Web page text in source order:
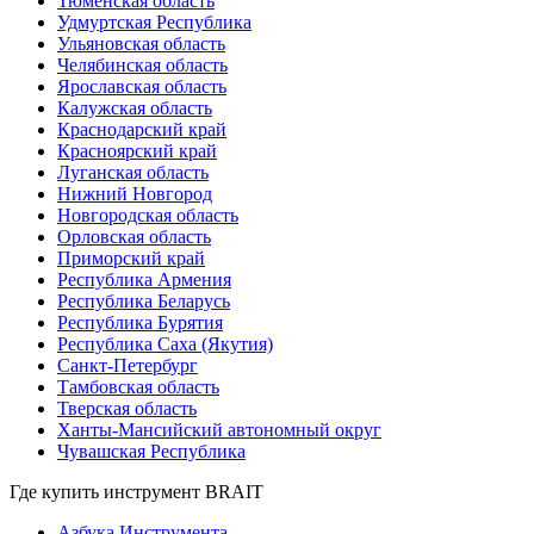
Удмуртская Республика
Ульяновская область
Челябинская область
Ярославская область
Калужская область
Краснодарский край
Красноярский край
Луганская область
Нижний Новгород
Новгородская область
Орловская область
Приморский край
Республика Армения
Республика Беларусь
Республика Бурятия
Республика Саха (Якутия)
Санкт-Петербург
Тамбовская область
Тверская область
Ханты-Мансийский автономный округ
Чувашская Республика
Где купить инструмент BRAIT